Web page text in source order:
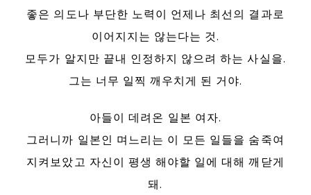
좋은 의도나 부단한 노력이 언제나 최선의 결과로
이어지지는 않는다는 것.
모두가 알지만 끝내 인정하지 않으려 하는 사실을.
그는 너무 일찍 깨우치게 된 거야.
아들이 데려온 일본 여자.
그러니까 일본인 며느리는 이 모든 일들을 숨죽여
지켜보았고 자신이 평생 해야할 일에 대해 깨닫게
돼.